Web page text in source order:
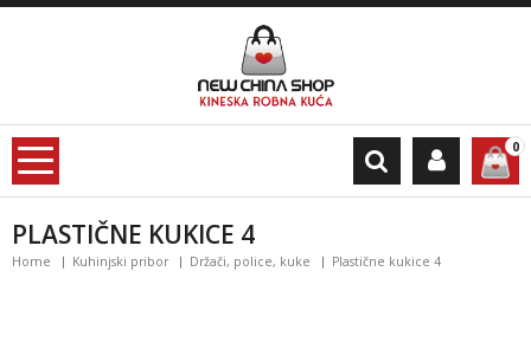
0
PLASTIČNE KUKICE 4
Home Kuhinjski pribor Držači, police, kuke Plastične kukice 4